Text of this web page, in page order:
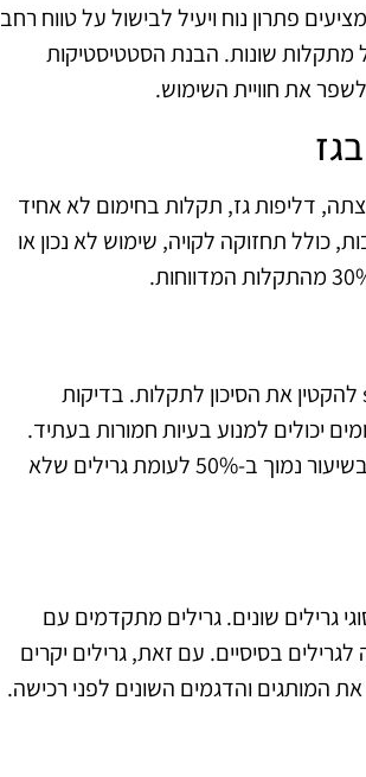
פתרון נוח ויעיל לבישול על טווח רחב
מתקלות שונות. הבנת הסטטיסטיקות
את חוויית השימוש.
דליפות גז, תקלות בחימום לא אחיד
כולל תחזוקה לקויה, שימוש לא נכון או
תחזוקה שוטפת של גרילים שולחניים בגז יכולה significantly להקטין את הסיכון לתקלות. בדיקות
יכולים למנוע בעיות חמורות בעתיד.
מחקרים מראים כי גרילים שעברו תחזוקה נכונה חווים תקלות בשיעור נמוך ב-50% לעומת גרילים שלא
גרילים שונים. גרילים מתקדמים עם
לגרילים בסיסיים. עם זאת, גרילים יקרים
המותגים והדגמים השונים לפני רכישה.